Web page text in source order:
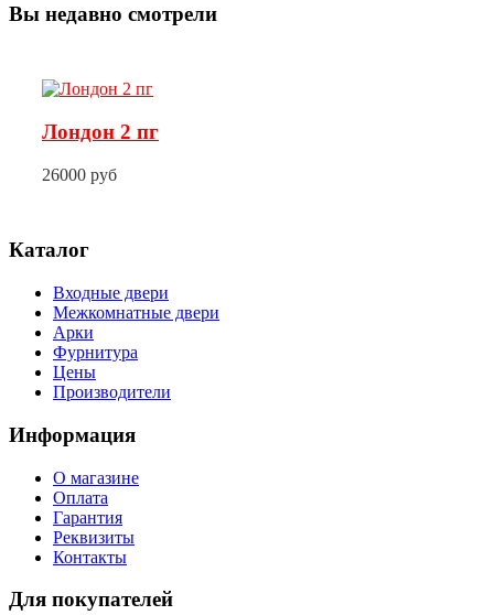
Вы недавно смотрели
Лондон 2 пг
26000 руб
Каталог
Входные двери
Межкомнатные двери
Арки
Фурнитура
Цены
Производители
Информация
О магазине
Оплата
Гарантия
Реквизиты
Контакты
Для покупателей